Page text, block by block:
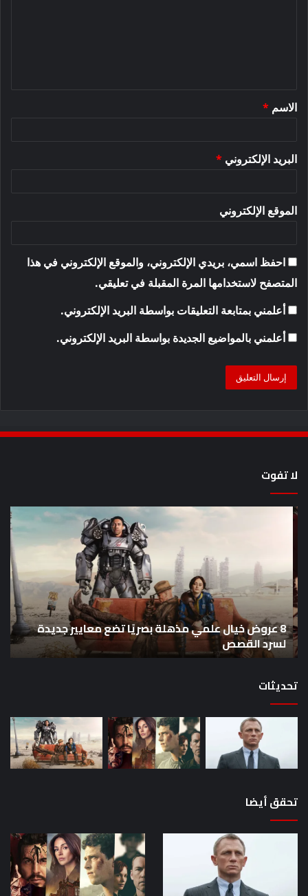
*
الاسم *
البريد الإلكتروني *
الموقع الإلكتروني
احفظ اسمي، بريدي الإلكتروني، والموقع الإلكتروني في هذا
المتصفح لاستخدامها المرة المقبلة في تعليقي.
أعلمني بمتابعة التعليقات بواسطة البريد الإلكتروني.
أعلمني بالمواضيع الجديدة بواسطة البريد الإلكتروني.
لا تفوت
8
مذهلة
بصريًا
تضع
معايير
جديدة
لسرد
القصص
8 عروض خيال علمي مذهلة بصريًا تضع معايير جديدة
لسرد القصص
تحديثات
تحقق أيضا